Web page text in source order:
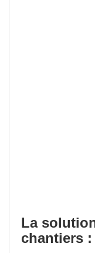
La
chantiers